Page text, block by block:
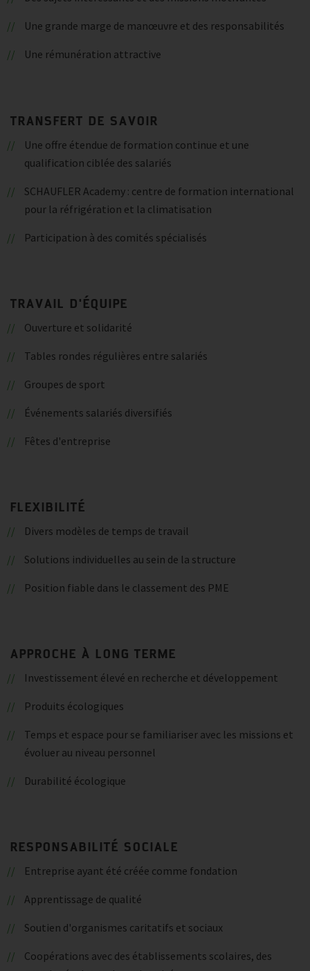
Une grande marge de manœuvre et des responsabilités
Une rémunération attractive
TRANSFERT DE SAVOIR
Une offre étendue de formation continue et une
qualification ciblée des salariés
SCHAUFLER Academy : centre de formation international
pour la réfrigération et la climatisation
Participation à des comités spécialisés
TRAVAIL D'ÉQUIPE
Ouverture et solidarité
Tables rondes régulières entre salariés
Groupes de sport
Événements salariés diversifiés
Fêtes d'entreprise
FLEXIBILITÉ
Divers modèles de temps de travail
Solutions individuelles au sein de la structure
Position fiable dans le classement des PME
APPROCHE À LONG TERME
Investissement élevé en recherche et développement
Produits écologiques
Temps et espace pour se familiariser avec les missions et
évoluer au niveau personnel
Durabilité écologique
RESPONSABILITÉ SOCIALE
Entreprise ayant été créée comme fondation
Apprentissage de qualité
Soutien d'organismes caritatifs et sociaux
Coopérations avec des établissements scolaires, des